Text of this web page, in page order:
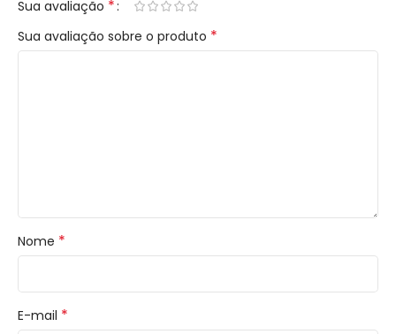
Sua avaliação *
Sua avaliação sobre o produto *
Nome *
E-mail *